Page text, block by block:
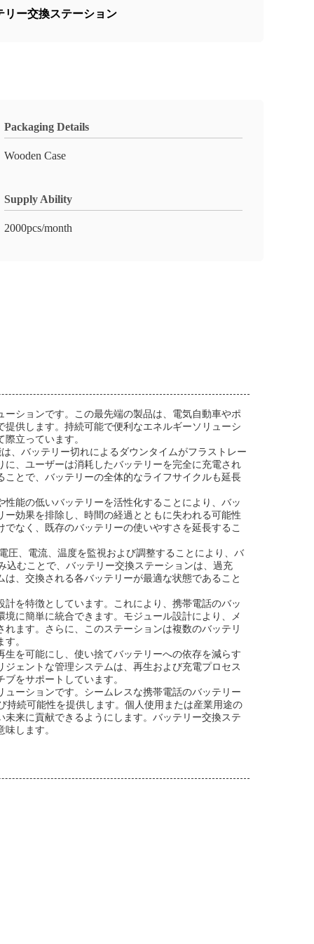
リー交換ステーション
Packaging Details
Wooden Case
Supply Ability
2000pcs/month
ションです。この最先端の製品は、電気自動車やポ
供します。持続可能で便利なエネルギーソリューシ
立っています。
、バッテリー切れによるダウンタイムがフラストレー
、ユーザーは消耗したバッテリーを完全に充電され
とで、バッテリーの全体的なライフサイクルも延長
能の低いバッテリーを活性化することにより、バッ
効果を排除し、時間の経過とともに失われる可能性
なく、既存のバッテリーの使いやすさを延長するこ
圧、電流、温度を監視および調整することにより、バ
込むことで、バッテリー交換ステーションは、過充
、交換される各バッテリーが最適な状態であること
を特徴としています。これにより、携帯電話のバッ
に簡単に統合できます。モジュール設計により、メ
ます。さらに、このステーションは複数のバッテリ
。
を可能にし、使い捨てバッテリーへの依存を減らす
ェントな管理システムは、再生および充電プロセス
をサポートしています。
ーションです。シームレスな携帯電話のバッテリー
続可能性を提供します。個人使用または産業用途の
来に貢献できるようにします。バッテリー交換ステ
します。